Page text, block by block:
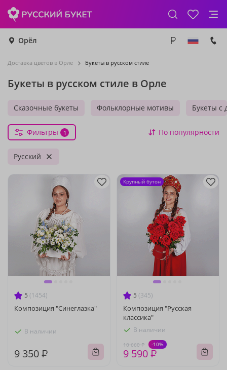
Орёл
Доставка цветов в Орле Букеты в русском стиле
Букеты в русском стиле в Орле
Сказочные букеты Фольклорные мотивы Букеты с
Фильтры 1 По популярности
Русский
5 (1454)
Композиция "Синеглазка"
В наличии
9 350 ₽
5 (345)
Композиция "Русская
классика"
В наличии
10 660 ₽ -10%
9 590 ₽
Крупный бутон